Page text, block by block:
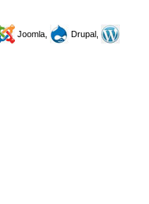
Joomla,
Drupal,